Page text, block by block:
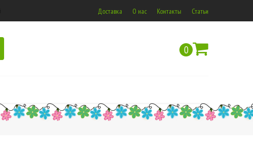
Доставка О нас Контакты Статьи
0